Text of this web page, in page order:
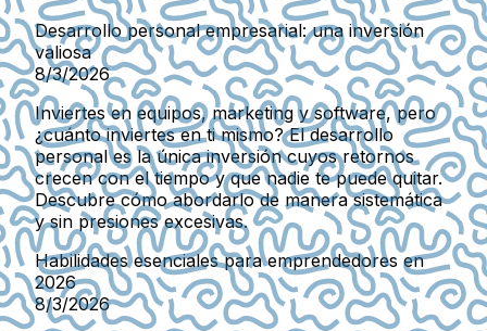
Desarrollo personal empresarial: una inversión
valiosa
8/3/2026
Inviertes en equipos, marketing y software, pero
¿cuánto inviertes en ti mismo? El desarrollo
personal es la única inversión cuyos retornos
crecen con el tiempo y que nadie te puede quitar.
Descubre cómo abordarlo de manera sistemática
y sin presiones excesivas.
Habilidades esenciales para emprendedores en
2026
8/3/2026